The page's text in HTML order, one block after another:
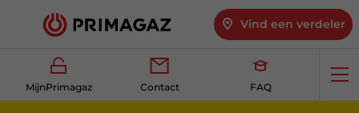
Vind een verdeler
MijnPrimagaz Contact FAQ